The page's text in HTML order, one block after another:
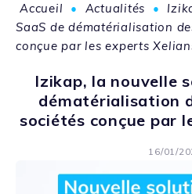
Accueil • Actualités •
SaaS de dématérialisation
conçue par les experts
Izikap, la nouvelle
dématérialisation
sociétés conçue par
16/01/